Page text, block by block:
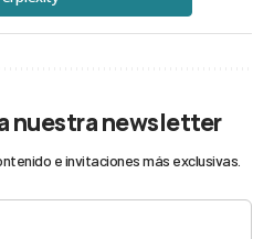
nuestra newsletter
e invitaciones más exclusivas.